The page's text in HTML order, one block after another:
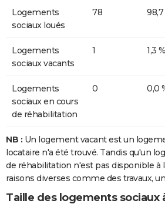
Logements
sociaux loués
78 98,7
Logements
sociaux vacants
1 1,3 %
Logements
sociaux en cours
de réhabilitation
0 0,0
NB : Un logement vacant est un
locataire n'a été trouvé. Tandis qu'un
de réhabilitation n'est pas disponible à
raisons diverses comme des travaux,
Taille des logements sociaux